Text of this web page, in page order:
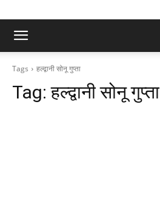
Tags हल्द्वानी सोनू गुप्ता
Tag:हल्द्वानी सोनू गुप्ता